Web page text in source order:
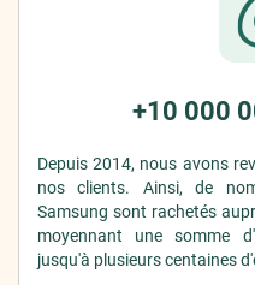
+10 000
Depuis 2014, nous avons
nos clients. Ainsi, de
Samsung sont rachetés
moyennant une somme
jusqu'à plusieurs centaines